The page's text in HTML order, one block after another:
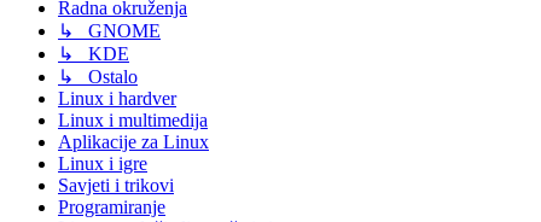
Radna okruženja
↳ GNOME
↳ KDE
↳ Ostalo
Linux i hardver
Linux i multimedija
Aplikacije za Linux
Linux i igre
Savjeti i trikovi
Programiranje